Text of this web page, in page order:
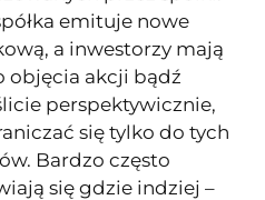
emituje nowe
a inwestorzy mają
objęcia akcji bądź
perspektywicznie,
się tylko do tych
Bardzo często
się gdzie indziej –